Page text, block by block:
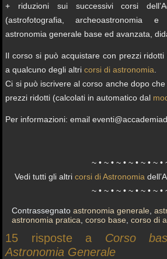
+ riduzioni sui successivi corsi
(astrofotografia, archeoastronomia e
astronomia generale base ed avanzata,
Il corso si può acquistare con prezzi
a qualcuno degli altricorsi di astronomia
Ci si può iscrivere al corso anche dopo
prezzi ridotti (calcolati in automatico dal
Per informazioni: email
~ • ~ • ~ • ~ • ~ • ~ •
Vedi tutti gli altri corsi di Astronomia
~ • ~ • ~ • ~ • ~ • ~ •
Contrassegnato astronomia generale ,
astronomia pratica ,corso base ,corso di
15 risposte a Corso
Astronomia Generale